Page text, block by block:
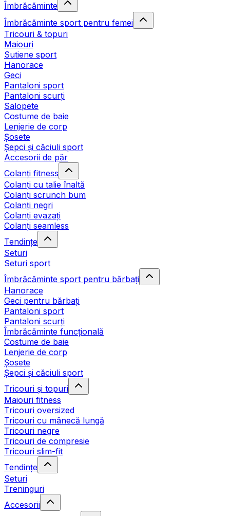
Îmbrăcăminte
Îmbrăcăminte sport pentru femei
Tricouri & topuri
Maiouri
Sutiene sport
Hanorace
Geci
Pantaloni sport
Pantaloni scurți
Salopete
Costume de baie
Lenjerie de corp
Șosete
Șepci și căciuli sport
Accesorii de păr
Colanți fitness
Colanți cu talie înaltă
Colanți scrunch bum
Colanți negri
Colanți evazați
Colanți seamless
Tendințe
Seturi
Seturi sport
Îmbrăcăminte sport pentru bărbați
Hanorace
Geci pentru bărbați
Pantaloni sport
Pantaloni scurți
Îmbrăcăminte funcțională
Costume de baie
Lenjerie de corp
Șosete
Șepci și căciuli sport
Tricouri și topuri
Maiouri fitness
Tricouri oversized
Tricouri cu mânecă lungă
Tricouri negre
Tricouri de compresie
Tricouri slim-fit
Tendințe
Seturi
Treninguri
Accesorii